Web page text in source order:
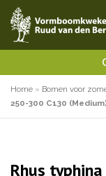
Home » Bomen voor
250-300 C130
Rhus